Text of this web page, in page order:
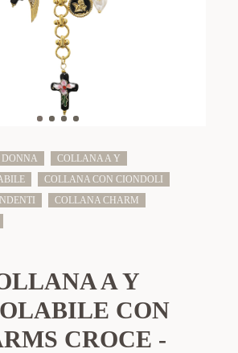
COLLANA A Y
COLLANA CON CIONDOLI
COLLANA CHARM
A Y
CON
CROCE -